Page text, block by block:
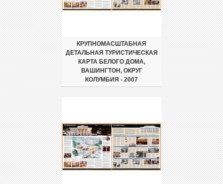
КРУПНОМАСШТАБНАЯ
ДЕТАЛЬНАЯ ТУРИСТИЧЕСКАЯ
КАРТА БЕЛОГО ДОМА,
ВАШИНГТОН, ОКРУГ
КОЛУМБИЯ - 2007